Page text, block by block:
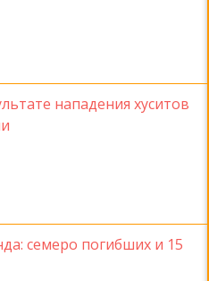
нападения хуситов
семеро погибших и 15